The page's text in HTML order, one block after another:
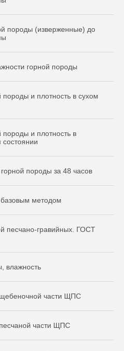
породы (изверженные) до
горной породы
породы и плотность в сухом
породы и плотность в
породы за 48 часов
базовым методом
песчано-гравийных. ГОСТ
влажность
части ЩПС
части ЩПС